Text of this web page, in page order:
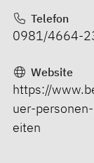
Telefon
0981/4664-
Website
https://
uer-
eiten